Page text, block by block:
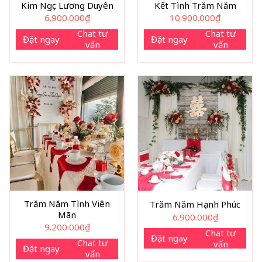
Kim Ngọc Lương Duyên
6.900.000₫
Đặt ngay
Chat tư
vấn
Kết Tình Trăm Năm
10.900.000₫
Đặt ngay
Chat tư
vấn
Trăm Năm Tình Viên
Mãn
9.200.000₫
Đặt ngay
Chat tư
vấn
Trăm Năm Hạnh Phúc
6.900.000₫
Đặt ngay
Chat tư
vấn